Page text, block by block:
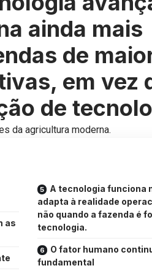
ainda mais
de
em vez
de
da agricultura moderna.
as
A tecnologia funciona
adapta à realidade
não quando a fazenda é
tecnologia.
O fator humano
fundamental